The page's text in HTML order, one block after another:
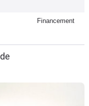
Financement